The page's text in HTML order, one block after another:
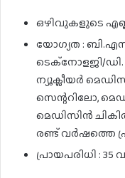
ഒഴിവുകളുടെ
യോഗ്യത :
ടെക്നോളജി/
ന്യൂക്ലീയർ
സെന്ററിലോ,
മെഡിസിൻ
രണ്ട് വർഷത്തെ
പ്രായപരിധി : 35